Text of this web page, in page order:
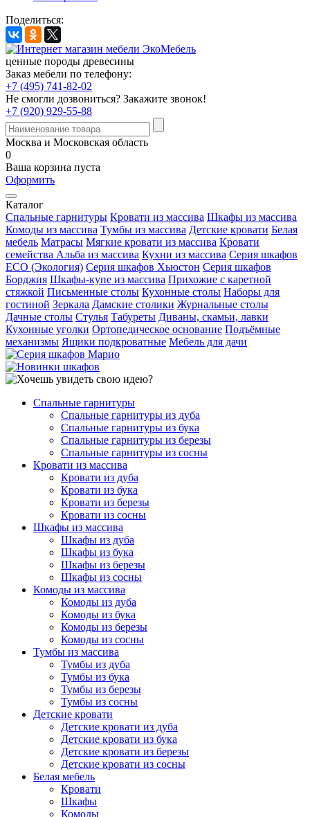
Поделиться:
ценные породы древесины
Заказ мебели по телефону:
+7 (495) 741-82-02
Не смогли дозвониться? Закажите звонок!
+7 (920) 929-55-88
Москва и Московская область
0
Ваша корзина пуста
Оформить
Каталог
Спальные гарнитуры Кровати из массива Шкафы из массива
Комоды из массива Тумбы из массива Детские кровати Белая
мебель Матрасы Мягкие кровати из массива Кровати
семейства Альба из массива Кухни из массива Серия шкафов
ECO (Экология) Серия шкафов Хьюстон Серия шкафов
Борджия Шкафы-купе из массива Прихожие с каретной
стяжкой Письменные столы Кухонные столы Наборы для
гостиной Зеркала Дамские столики Журнальные столы
Дачные столы Стулья Табуреты Диваны, скамьи, лавки
Кухонные уголки Ортопедическое основание Подъёмные
механизмы Ящики подкроватные Мебель для дачи
Спальные гарнитуры
Спальные гарнитуры из дуба
Спальные гарнитуры из бука
Спальные гарнитуры из березы
Спальные гарнитуры из сосны
Кровати из массива
Кровати из дуба
Кровати из бука
Кровати из березы
Кровати из сосны
Шкафы из массива
Шкафы из дуба
Шкафы из бука
Шкафы из березы
Шкафы из сосны
Комоды из массива
Комоды из дуба
Комоды из бука
Комоды из березы
Комоды из сосны
Тумбы из массива
Тумбы из дуба
Тумбы из бука
Тумбы из березы
Тумбы из сосны
Детские кровати
Детские кровати из дуба
Детские кровати из бука
Детские кровати из березы
Детские кровати из сосны
Белая мебель
Кровати
Шкафы
Комоды